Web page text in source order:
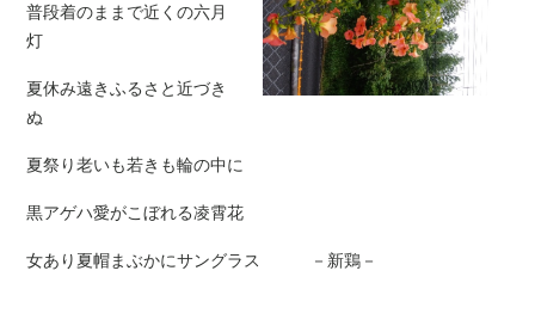
普段着のままで近くの六月
灯
夏休み遠きふるさと近づき
ぬ
夏祭り老いも若きも輪の中に
黒アゲハ愛がこぼれる凌霄花
女あり夏帽まぶかにサングラス －新鶏－